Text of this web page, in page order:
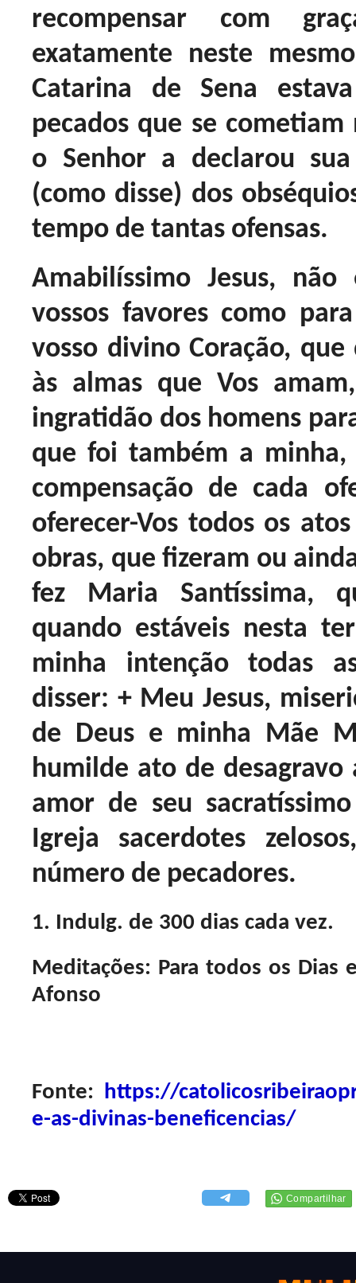
recompensar com
exatamente neste
Catarina de Sena
pecados que se
o Senhor a declarou
(como disse) dos
tempo de tantas ofensas.
Amabilíssimo Jesus,
vossos favores como
vosso divino Coração,
às almas que Vos
ingratidão dos homens
que foi também a minha,
compensação de cada
oferecer-Vos todos os
obras, que fizeram ou
fez Maria Santíssima,
quando estáveis nesta
minha intenção todas
disser: + Meu Jesus,
de Deus e minha Mãe
humilde ato de
amor de seu
Igreja sacerdotes
número de pecadores.
1. Indulg. de 300 dias cada vez.
Meditações: Para todos os Dias
Afonso
Fonte: https://
e-as-divinas-beneficencias/